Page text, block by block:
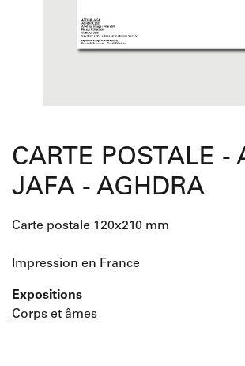
CARTE POSTALE -
JAFA - AGHDRA
Carte postale 120x210 mm
Impression en France
Expositions
Corps et âmes